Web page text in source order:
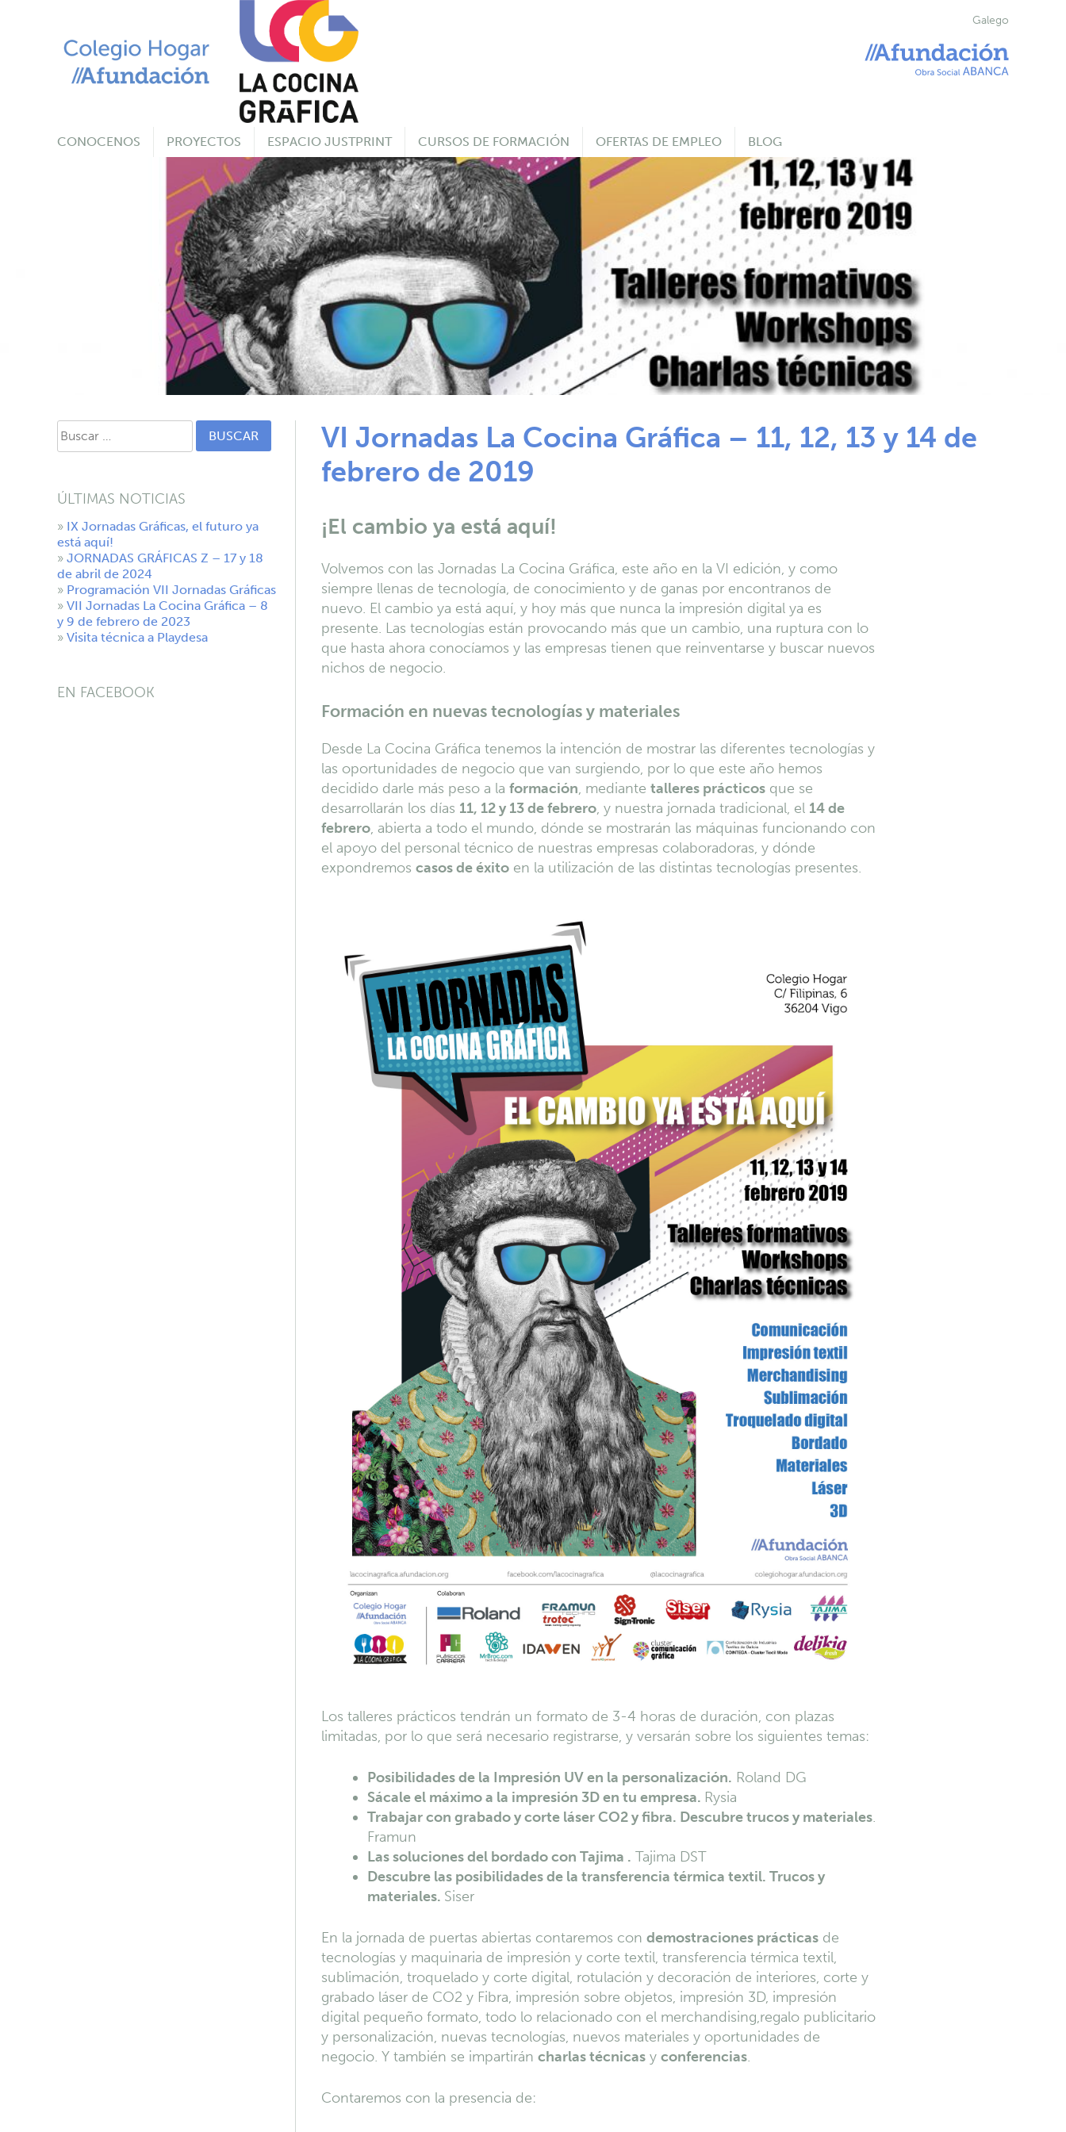
Galego
CONOCENOS PROYECTOS ESPACIO JUSTPRINT CURSOS DE FORMACIÓN OFERTAS DE EMPLEO BLOG
VI Jornadas La Cocina Gráfica – 11, 12, 13 y 14 de
febrero de 2019
¡El cambio ya está aquí!
Volvemos con las Jornadas La Cocina Gráfica, este año en la VI edición, y como
siempre llenas de tecnología, de conocimiento y de ganas por encontranos de
nuevo. El cambio ya está aquí, y hoy más que nunca la impresión digital ya es
presente. Las tecnologías están provocando más que un cambio, una ruptura con lo
que hasta ahora conocíamos y las empresas tienen que reinventarse y buscar nuevos
nichos de negocio.
Formación en nuevas tecnologías y materiales
Desde La Cocina Gráfica tenemos la intención de mostrar las diferentes tecnologías y
las oportunidades de negocio que van surgiendo, por lo que este año hemos
decidido darle más peso a la formación, mediante talleres prácticos que se
desarrollarán los días 11, 12 y 13 de febrero, y nuestra jornada tradicional, el 14 de
febrero, abierta a todo el mundo, dónde se mostrarán las máquinas funcionando con
el apoyo del personal técnico de nuestras empresas colaboradoras, y dónde
expondremos casos de éxito en la utilización de las distintas tecnologías presentes.
Los talleres prácticos tendrán un formato de 3-4 horas de duración, con plazas
limitadas, por lo que será necesario registrarse, y versarán sobre los siguientes temas:
Posibilidades de la Impresión UV en la personalización. Roland DG
Sácale el máximo a la impresión 3D en tu empresa. Rysia
Trabajar con grabado y corte láser CO2 y fibra. Descubre trucos y materiales.
Framun
Las soluciones del bordado con Tajima . Tajima DST
Descubre las posibilidades de la transferencia térmica textil. Trucos y
materiales. Siser
En la jornada de puertas abiertas contaremos con demostraciones prácticas de
tecnologías y maquinaria de impresión y corte textil, transferencia térmica textil,
sublimación, troquelado y corte digital, rotulación y decoración de interiores, corte y
grabado láser de CO2 y Fibra, impresión sobre objetos, impresión 3D, impresión
digital pequeño formato, todo lo relacionado con el merchandising,regalo publicitario
y personalización, nuevas tecnologías, nuevos materiales y oportunidades de
negocio. Y también se impartirán charlas técnicas y conferencias.
Contaremos con la presencia de:
ÚLTIMAS NOTICIAS
IX Jornadas Gráficas, el futuro ya
está aquí!
JORNADAS GRÁFICAS Z – 17 y 18
de abril de 2024
Programación VII Jornadas Gráficas
VII Jornadas La Cocina Gráfica – 8
y 9 de febrero de 2023
Visita técnica a Playdesa
EN FACEBOOK